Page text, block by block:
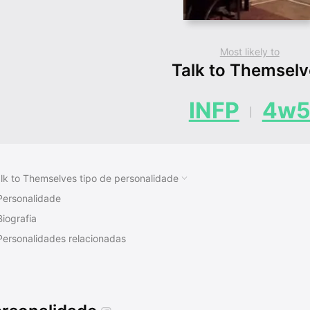
Most likely to
Talk to
INFP 4w5
to Themselves tipo de personalidade
relacionadas